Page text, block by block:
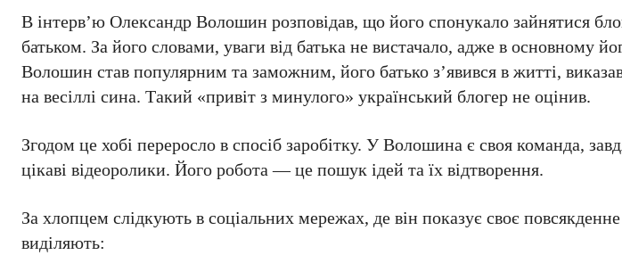
В інтерв’ю Олександр Волошин розповідав, що його спонукало зайнятися
батьком. За його словами, уваги від батька не вистачало, адже в основному
Волошин став популярним та заможним, його батько з’явився в житті, виказав
на весіллі сина. Такий «привіт з минулого» український блогер не оцінив.
Згодом це хобі переросло в спосіб заробітку. У Волошина є своя команда,
цікаві відеоролики. Його робота — це пошук ідей та їх відтворення.
За хлопцем слідкують в соціальних мережах, де він показує своє
виділяють: